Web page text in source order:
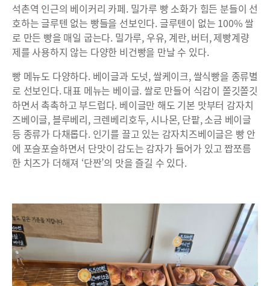
석촌역 인근의 베이커리 카페. 밀가루 빵 소화가 힘든 분들이 선
호하는 글루텐 없는 빵들을 선보인다. 글루텐이 없는 100% 쌀
로 만든 빵을 매일 굽는다. 밀가루, 우유, 계란, 버터, 제빵계량
제를 사용하지 않는 다양한 비건빵을 만날 수 있다.
빵 메뉴도 다양하다. 베이글과 도넛, 쌀케이크, 쌀식빵을 종류별
로 선보인다. 대표 메뉴는 베이글. 쌀로 만들어 식감이 쫄깃쫄깃
하면서 촉촉하고 부드럽다. 베이글만 해도 기본 맛부터 감자치
즈베이글, 블루베리, 크렌베리호두, 시나몬, 단팥, 소금 베이글
등 종류가 다채롭다. 인기를 끌고 있는 감자치즈베이글은 빵 안
에 포슬포슬하면서 단맛이 감도는 감자가 들어가 있고 짭쪼름
한 치즈가 더해져 ‘단짠’의 맛을 즐길 수 있다.